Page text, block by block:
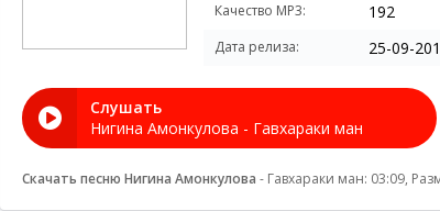
Качество MP3: 192
Дата релиза: 25-09-
Слушать
Нигина Амонкулова - Гавхараки ман
Скачать песню Нигина Амонкулова - Гавхараки ман: 03:09,